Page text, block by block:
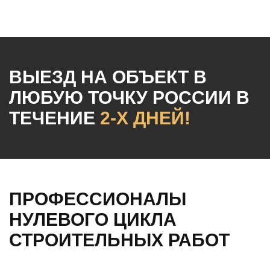
ВЫЕЗД НА ОБЪЕКТ В
ЛЮБУЮ ТОЧКУ РОССИИ В
ТЕЧЕНИЕ 2-Х ДНЕЙ!
ПРОФЕССИОНАЛЫ
НУЛЕВОГО ЦИКЛА
СТРОИТЕЛЬНЫХ РАБОТ